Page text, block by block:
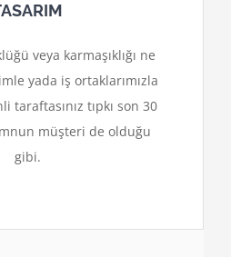
veya karmaşıklığı ne
yada iş ortaklarımızla
taraftasınız tıpkı son 30
müşteri de olduğu
gibi.